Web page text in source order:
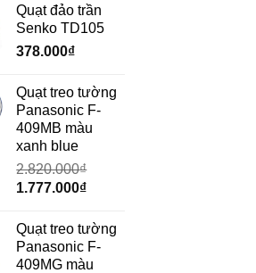
Quạt đảo trần
Senko TD105
378.000₫
Quạt treo tường
Panasonic F-
409MB màu
xanh blue
2.820.000₫
Giá
là:
2.820.000₫.
1.777.000₫Giá
tại
là:
1.777.000₫.
Quạt treo tường
Panasonic F-
409MG màu